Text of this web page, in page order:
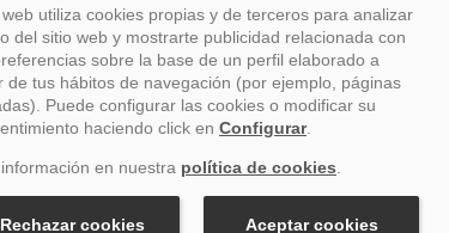
el impulso de la innovación, el desarrollo
durante el año 2026 para reforzar su
de la Cámara de Comercio de Málaga.